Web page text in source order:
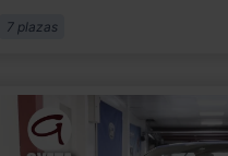
7 plazas